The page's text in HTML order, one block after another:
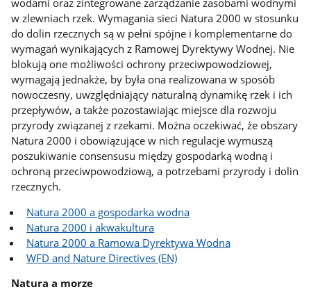
wodami oraz zintegrowane zarządzanie zasobami wodnymi
w zlewniach rzek. Wymagania sieci Natura 2000 w stosunku
do dolin rzecznych są w pełni spójne i komplementarne do
wymagań wynikających z Ramowej Dyrektywy Wodnej. Nie
blokują one możliwości ochrony przeciwpowodziowej,
wymagają jednakże, by była ona realizowana w sposób
nowoczesny, uwzględniający naturalną dynamikę rzek i ich
przepływów, a także pozostawiając miejsce dla rozwoju
przyrody związanej z rzekami. Można oczekiwać, że obszary
Natura 2000 i obowiązujące w nich regulacje wymuszą
poszukiwanie consensusu między gospodarką wodną i
ochroną przeciwpowodziową, a potrzebami przyrody i dolin
rzecznych.
Natura 2000 a gospodarka wodna
Natura 2000 i akwakultura
Natura 2000 a Ramowa Dyrektywa Wodna
WFD and Nature Directives (EN)
Natura a morze